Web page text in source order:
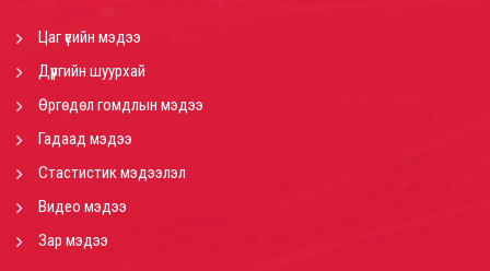
Цаг үеийн мэдээ
Дүүргийн шуурхай
Өргөдөл гомдлын мэдээ
Гадаад мэдээ
Стастистик мэдээлэл
Видео мэдээ
Зар мэдээ